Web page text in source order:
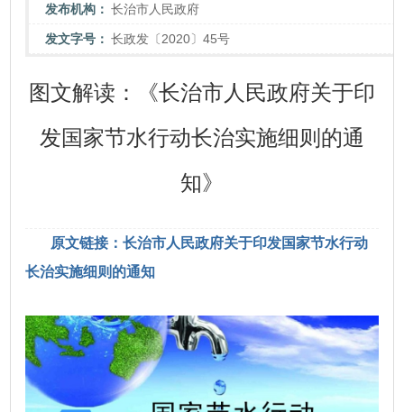
发布机构： 长治市人民政府
发文字号： 长政发〔2020〕45号
图文解读：《长治市人民政府关于印
发国家节水行动长治实施细则的通
知》
原文链接：长治市人民政府关于印发国家节水行动
长治实施细则的通知